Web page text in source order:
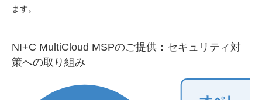
ます。
NI+C MultiCloud MSPのご提供：セキュリティ対
策への取り組み